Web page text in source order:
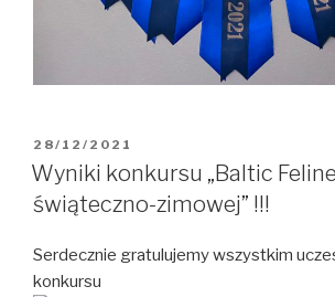
OPUBLIKOWANE
W
28/12/2021
Wyniki konkursu „Baltic
świąteczno-zimowej” !!!
Serdecznie gratulujemy wszystkim
konkursu